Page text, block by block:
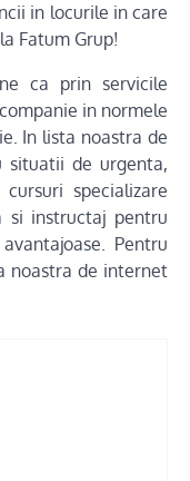
in locurile in care
Fatum Grup!
ca prin servicile
in normele
In lista noastra de
situatii de urgenta,
specializare
si instructaj pentru
Pentru
noastra de internet